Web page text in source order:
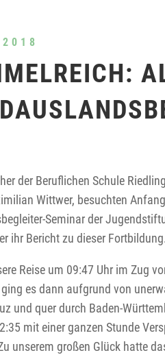
2018
der Beruflichen Schule
Wittwer, besuchten
Seminar der
ihr Bericht zu dieser Fortbildung.
Reise um 09:47 Uhr im Zug
es dann aufgrund von
und quer durch Baden-
mit einer ganzen Stunde
unserem großen Glück hatte